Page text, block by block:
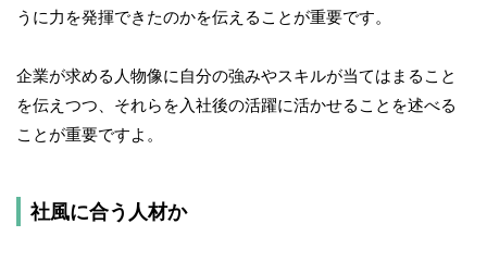
うに力を発揮できたのかを伝えることが重要です。
企業が求める人物像に自分の強みやスキルが当てはまること
を伝えつつ、それらを入社後の活躍に活かせることを述べる
ことが重要ですよ。
社風に合う人材か